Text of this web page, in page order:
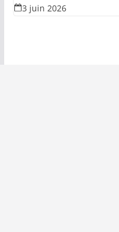
3 juin 2026